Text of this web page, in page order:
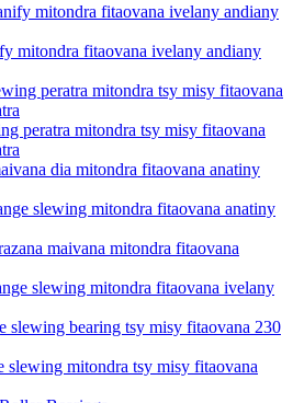
mitondra fitaovana ivelany andiany
peratra mitondra tsy misy fitaovana
slewing mitondra fitaovana anatiny
slewing mitondra fitaovana ivelany
slewing mitondra tsy misy fitaovana